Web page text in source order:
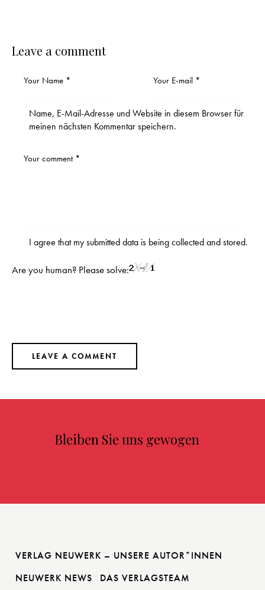
Leave a comment
Name, E-Mail-Adresse und Website in diesem Browser für
meinen nächsten Kommentar speichern.
I agree that my submitted data is beingcollected and stored.
Are you human? Please solve:
Bleiben Sie uns gewogen
VERLAG NEUWERK – UNSERE AUTOR*INNEN
NEUWERK NEWS
DAS VERLAGSTEAM